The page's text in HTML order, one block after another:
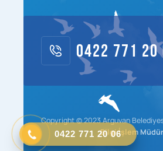
0422 771 20 06
0422 771 20
Copyright © 2023 Arguvan
Bilgi İşlem